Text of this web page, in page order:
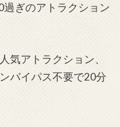
ぎのアトラクション
気アトラクション、
バイパス不要で20分